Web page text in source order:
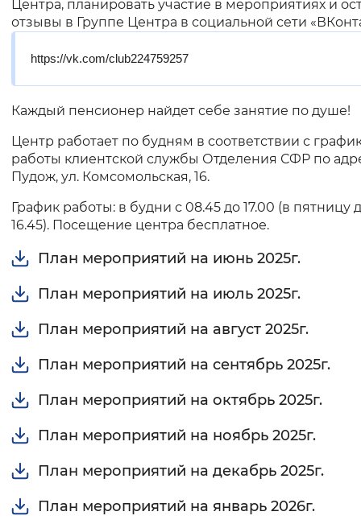
Включены Выключены
Звуковой ассистент
Воспроизвести Остановить
Вернуть стандартные настройки
Центра, планировать участие в мероприятиях и
отзывы в Группе Центра в социальной сети
https://vk.com/club224759257
Каждый пенсионер найдет себе занятие по душе!
Центр работает по будням в соответствии с
работы клиентской службы Отделения СФР по
Пудож, ул. Комсомольская, 16.
График работы: в будни с 08.45 до 17.00 (в пятницу
16.45). Посещение центра бесплатное.
План мероприятий на июнь 2025г.
План мероприятий на июль 2025г.
План мероприятий на август 2025г.
План мероприятий на сентябрь 2025г.
План мероприятий на октябрь 2025г.
План мероприятий на ноябрь 2025г.
План мероприятий на декабрь 2025г.
План мероприятий на январь 2026г.